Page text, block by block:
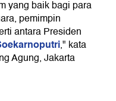
yang baik bagi para
pemimpin
antara Presiden
," kata
Agung, Jakarta